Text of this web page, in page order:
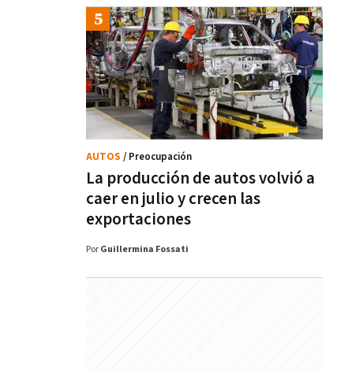
La producción de autos volvió a
caer en julio y crecen las
exportaciones
AUTOS / Preocupación
Por Guillermina Fossati